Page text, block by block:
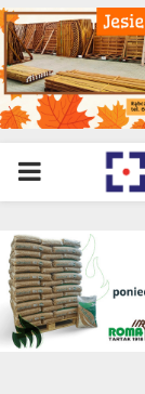
PRIMARY
MENU